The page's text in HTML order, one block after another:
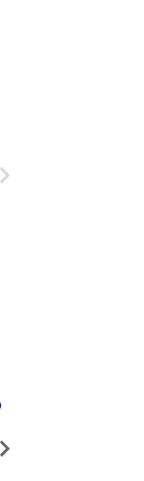
Sabrina dos Santos